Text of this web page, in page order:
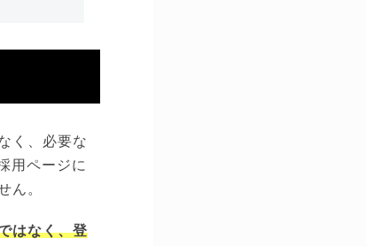
く、必要な
用ページに
ん。
はなく、登